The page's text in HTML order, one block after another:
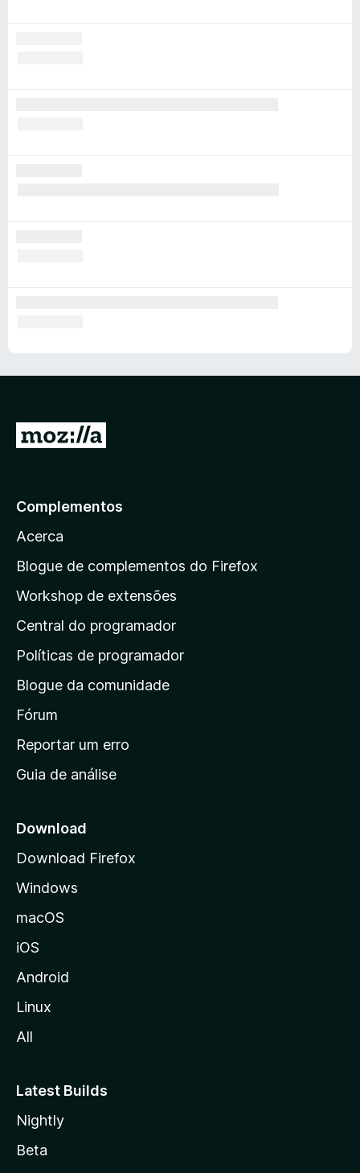
a
a
a
á
g
i
a
i
n
c
a
d
a
z
i
a
Complementos
Acerca
Blogue de complementos do Firefox
Workshop de extensões
Central do programador
Políticas de programador
Blogue da comunidade
Fórum
Reportar um erro
Guia de análise
Download
Download Firefox
Windows
macOS
iOS
Android
Linux
All
Latest Builds
Nightly
Beta